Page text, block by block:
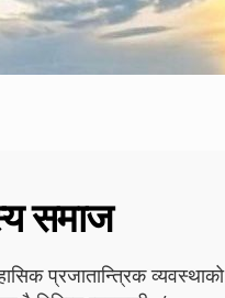
समाज
प्रजातान्त्रिक व्यवस्थाको